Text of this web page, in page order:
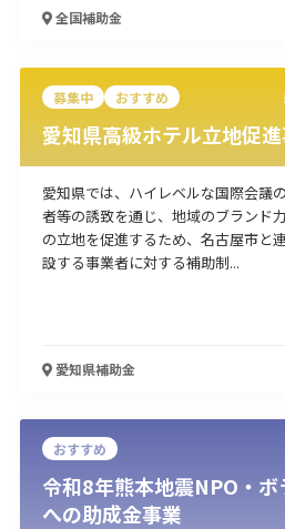
起業・創業
受付中のみ
全国補助金
募集中 おすすめ
愛知県高級ホテル立地促
愛知県では、ハイレベルな国際会議
者等の誘致を通じ、地域のブランド
の立地を促進するため、名古屋市と
設する事業者に対する補助制...
愛知県補助金
おすすめ
令和8年熊本地震NPO・
への助成金事業